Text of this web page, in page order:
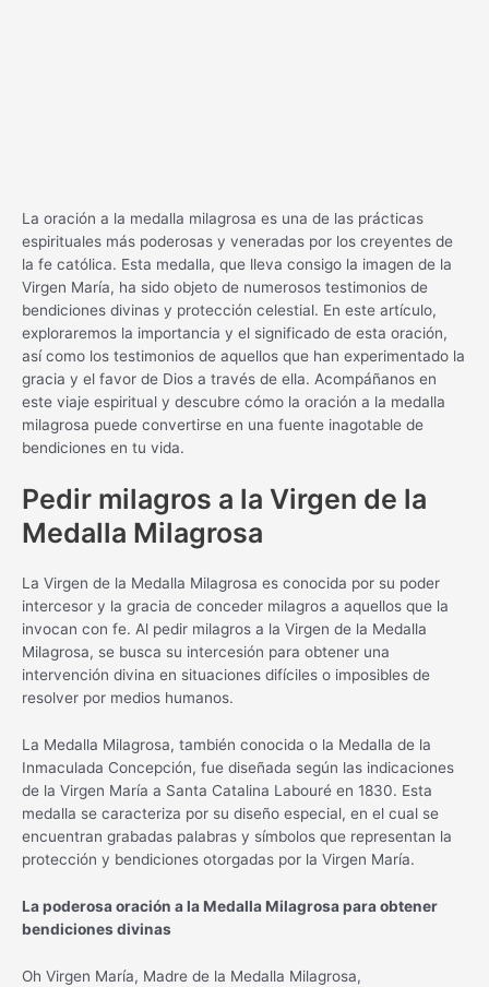
La oración a la medalla milagrosa es una de las prácticas
espirituales más poderosas y veneradas por los creyentes de
la fe católica. Esta medalla, que lleva consigo la imagen de la
Virgen María, ha sido objeto de numerosos testimonios de
bendiciones divinas y protección celestial. En este artículo,
exploraremos la importancia y el significado de esta oración,
así como los testimonios de aquellos que han experimentado la
gracia y el favor de Dios a través de ella. Acompáñanos en
este viaje espiritual y descubre cómo la oración a la medalla
milagrosa puede convertirse en una fuente inagotable de
bendiciones en tu vida.
Pedir milagros a la Virgen de la
Medalla Milagrosa
La Virgen de la Medalla Milagrosa es conocida por su poder
intercesor y la gracia de conceder milagros a aquellos que la
invocan con fe. Al pedir milagros a la Virgen de la Medalla
Milagrosa, se busca su intercesión para obtener una
intervención divina en situaciones difíciles o imposibles de
resolver por medios humanos.
La Medalla Milagrosa, también conocida o la Medalla de la
Inmaculada Concepción, fue diseñada según las indicaciones
de la Virgen María a Santa Catalina Labouré en 1830. Esta
medalla se caracteriza por su diseño especial, en el cual se
encuentran grabadas palabras y símbolos que representan la
protección y bendiciones otorgadas por la Virgen María.
La poderosa oración a la Medalla Milagrosa para obtener
bendiciones divinas
Oh Virgen María, Madre de la Medalla Milagrosa,